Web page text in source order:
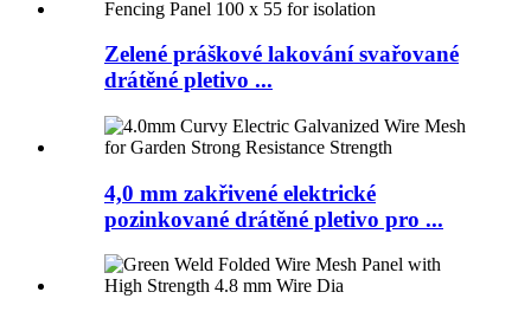
Zelené práškové lakování svařované
drátěné pletivo ...
4,0 mm zakřivené elektrické
pozinkované drátěné pletivo pro ...